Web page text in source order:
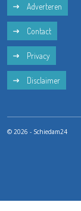
Adverteren
Contact
Privacy
Disclaimer
© 2026 - Schiedam24